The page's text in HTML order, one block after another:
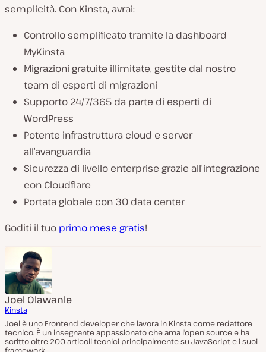
semplicità. Con Kinsta, avrai:
Controllo semplificato tramite la dashboard
MyKinsta
Migrazioni gratuite illimitate, gestite dal nostro
team di esperti di migrazioni
Supporto 24/7/365 da parte di esperti di
WordPress
Potente infrastruttura cloud e server
all’avanguardia
Sicurezza di livello enterprise grazie all’integrazione
con Cloudflare
Portata globale con 30 data center
Goditi il tuo primo mese gratis!
Joel Olawanle
Kinsta
Joel è uno Frontend developer che lavora in Kinsta come redattore
tecnico. È un insegnante appassionato che ama l'open source e ha
scritto oltre 200 articoli tecnici principalmente su JavaScript e i suoi